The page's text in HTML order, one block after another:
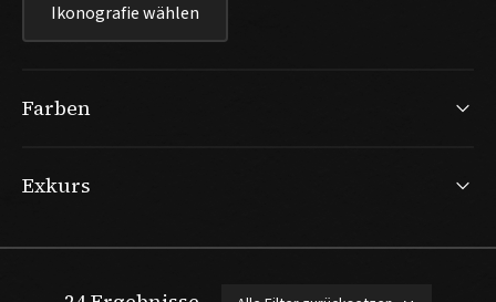
Ikonografie wählen
Farben
Exkurs